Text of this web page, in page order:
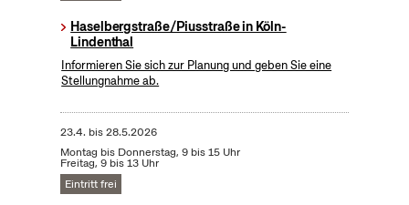
Haselbergstraße/Piusstraße in Köln-
Lindenthal
Informieren Sie sich zur Planung und geben Sie eine
Stellungnahme ab.
23.4. bis28.5.2026
Montag bis Donnerstag, 9 bis 15 Uhr
Freitag, 9 bis 13 Uhr
Eintritt frei